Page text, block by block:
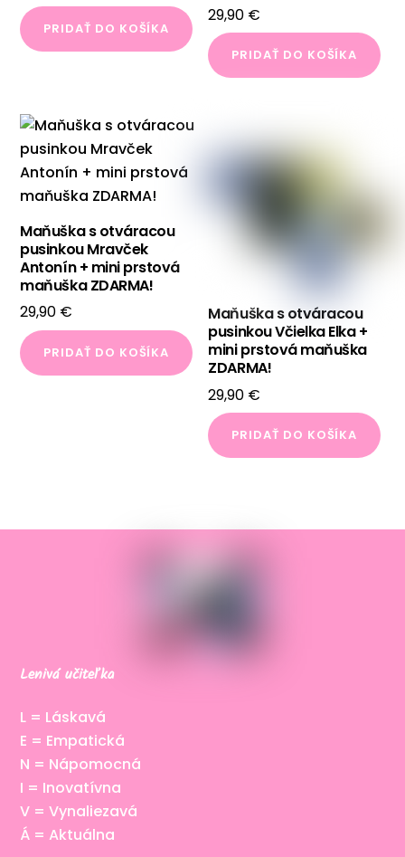
PRIDAŤ DO KOŠÍKA
29,90 €
PRIDAŤ DO KOŠÍKA
Maňuška s otváracou
pusinkou Mravček
Antonín + mini prstová
maňuška ZDARMA!
29,90 €
PRIDAŤ DO KOŠÍKA
Maňuška s otváracou
pusinkou Včielka Elka +
mini prstová maňuška
ZDARMA!
29,90 €
PRIDAŤ DO KOŠÍKA
Lenivá učiteľka
L = Láskavá
E = Empatická
N = Nápomocná
I = Inovatívna
V = Vynaliezavá
Á = Aktuálna